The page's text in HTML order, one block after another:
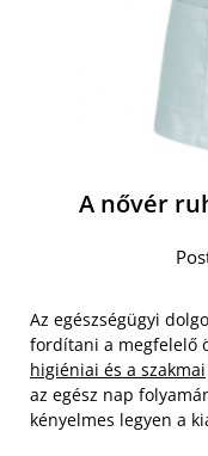
A nővér
Az egészségügyi
fordítani a megfelelő
higiéniai és a szakmai
az egész nap
kényelmes legyen a